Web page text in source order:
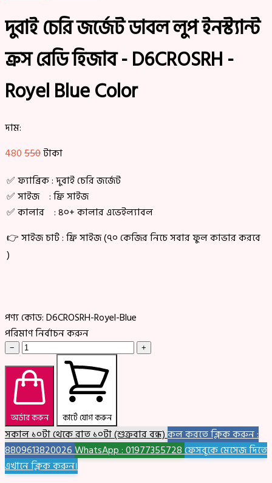
দুবাই চেরি জর্জেট ডাবল লুপ ইনস্ট্যান্ট
ক্রস রেডি হিজাব - D6CROSRH -
Royel Blue Color
দাম:
480550টাকা
✅ ফ্যাব্রিক : দুবাই চেরি জর্জেট
✅ সাইজ : ফ্রি সাইজ
✅ কালার : ৪০+ কালার এভেইল্যাবল
👉 সাইজ চার্ট : ফ্রি সাইজ (৭০ কেজির নিচে সবার ফুল কাভার করবে
)
পণ্য কোড:D6CROSRH-Royel-Blue
পরিমাণ নির্বাচন করুন
− +
অর্ডার করুন কার্টে যোগ করুন
সকাল ১০টা থেকে রাত ১০টা (শুক্রবার বন্ধ)কল করতে ক্লিক করুন :
8809613820026WhatsApp : 01977355728ফেসবুকে মেসেজ দিতে
এখানে ক্লিক করুন।